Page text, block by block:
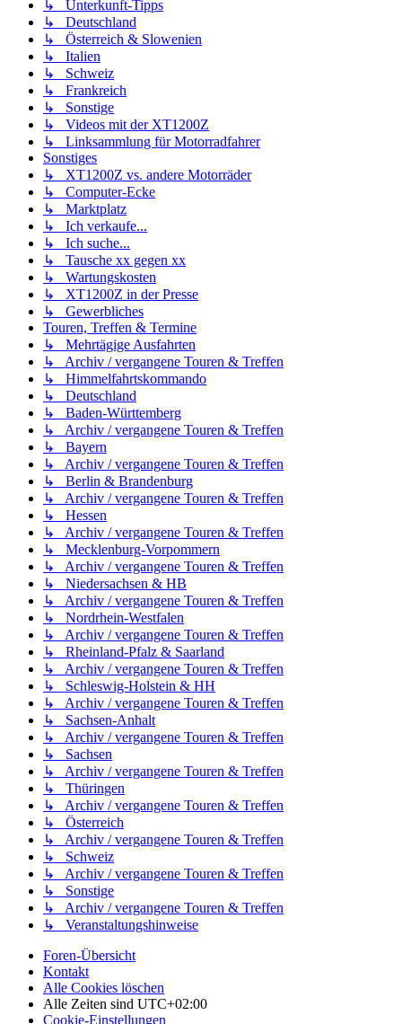
↳ Unterkunft-Tipps
↳ Deutschland
↳ Österreich & Slowenien
↳ Italien
↳ Schweiz
↳ Frankreich
↳ Sonstige
↳ Videos mit der XT1200Z
↳ Linksammlung für Motorradfahrer
Sonstiges
↳ XT1200Z vs. andere Motorräder
↳ Computer-Ecke
↳ Marktplatz
↳ Ich verkaufe...
↳ Ich suche...
↳ Tausche xx gegen xx
↳ Wartungskosten
↳ XT1200Z in der Presse
↳ Gewerbliches
Touren, Treffen & Termine
↳ Mehrtägige Ausfahrten
↳ Archiv / vergangene Touren & Treffen
↳ Himmelfahrtskommando
↳ Deutschland
↳ Baden-Württemberg
↳ Archiv / vergangene Touren & Treffen
↳ Bayern
↳ Archiv / vergangene Touren & Treffen
↳ Berlin & Brandenburg
↳ Archiv / vergangene Touren & Treffen
↳ Hessen
↳ Archiv / vergangene Touren & Treffen
↳ Mecklenburg-Vorpommern
↳ Archiv / vergangene Touren & Treffen
↳ Niedersachsen & HB
↳ Archiv / vergangene Touren & Treffen
↳ Nordrhein-Westfalen
↳ Archiv / vergangene Touren & Treffen
↳ Rheinland-Pfalz & Saarland
↳ Archiv / vergangene Touren & Treffen
↳ Schleswig-Holstein & HH
↳ Archiv / vergangene Touren & Treffen
↳ Sachsen-Anhalt
↳ Archiv / vergangene Touren & Treffen
↳ Sachsen
↳ Archiv / vergangene Touren & Treffen
↳ Thüringen
↳ Archiv / vergangene Touren & Treffen
↳ Österreich
↳ Archiv / vergangene Touren & Treffen
↳ Schweiz
↳ Archiv / vergangene Touren & Treffen
↳ Sonstige
↳ Archiv / vergangene Touren & Treffen
↳ Veranstaltungshinweise
Foren-Übersicht
Kontakt
Alle Cookies löschen
Alle Zeiten sind UTC+02:00
Cookie-Einstellungen